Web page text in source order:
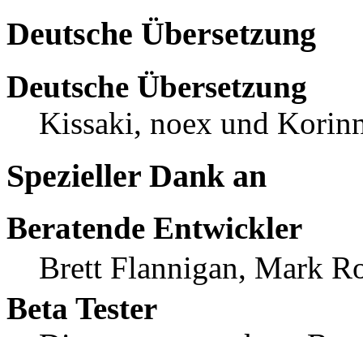
Deutsche Übersetzung
Deutsche Übersetzung
Kissaki, noex und
Spezieller Dank an
Beratende Entwickler
Brett Flannigan, Mark
Beta Tester